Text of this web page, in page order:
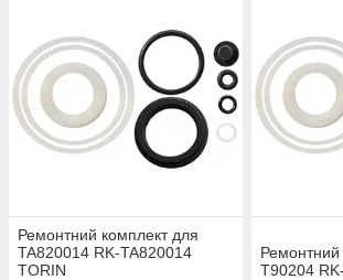
Ремонтний комплект для
TA820014 RK-TA820014
TORIN
Ремонтний
T90204